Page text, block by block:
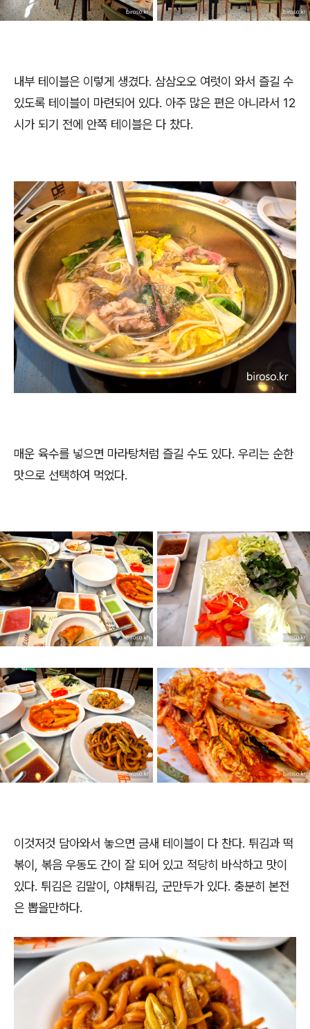
내부 테이블은 이렇게 생겼다. 삼삼오오 여럿이 와서 즐길 수
있도록 테이블이 마련되어 있다. 아주 많은 편은 아니라서 12
시가 되기 전에 안쪽 테이블은 다 찼다.
매운 육수를 넣으면 마라탕처럼 즐길 수도 있다. 우리는 순한
맛으로 선택하여 먹었다.
이것저것 담아와서 놓으면 금새 테이블이 다 찬다. 튀김과 떡
볶이, 볶음 우동도 간이 잘 되어 있고 적당히 바삭하고 맛이
있다. 튀김은 김말이, 야채튀김, 군만두가 있다. 충분히 본전
은 뽑을만하다.